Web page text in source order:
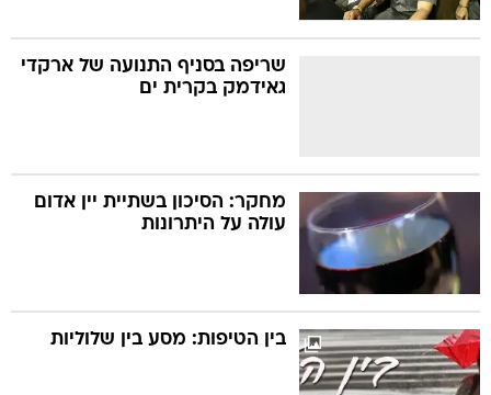
שריפה בסניף התנועה של ארקדי
גאידמק בקרית ים
מחקר: הסיכון בשתיית יין אדום
עולה על היתרונות
בין הטיפות: מסע בין שלוליות